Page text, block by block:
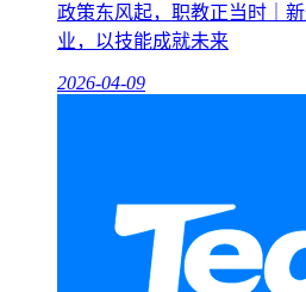
政策东风起，职教正当时｜
业，以技能成就未来
2026-04-09